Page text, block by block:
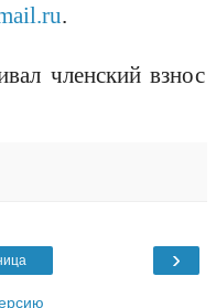
.ru.
членский взнос
›